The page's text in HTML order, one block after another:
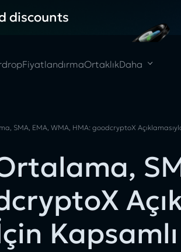
discounts
FiyatlandırmaOrtaklıkDaha
SMA, EMA, WMA, HMA: goodcryptoX
Kapsamlı